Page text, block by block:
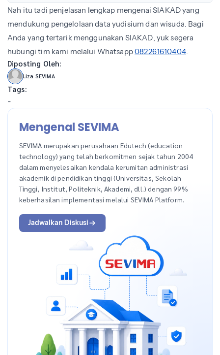
Nah itu tadi penjelasan lengkap mengenai SIAKAD yang
mendukung pengelolaan data yudisium dan wisuda. Bagi
Anda yang tertarik menggunakan SIAKAD, yuk segera
hubungi tim kami melalui Whatsapp082261610404.
Diposting Oleh:
Liza SEVIMA
Tags:
-
Mengenal SEVIMA
SEVIMA merupakan perusahaan Edutech (education
technology) yang telah berkomitmen sejak tahun 2004
dalam menyelesaikan kendala kerumitan administrasi
akademik di pendidikan tinggi (Universitas, Sekolah
Tinggi, Institut, Politeknik, Akademi, dll.) dengan 99%
keberhasilan implementasi melalui SEVIMA Platform.
Jadwalkan Diskusi